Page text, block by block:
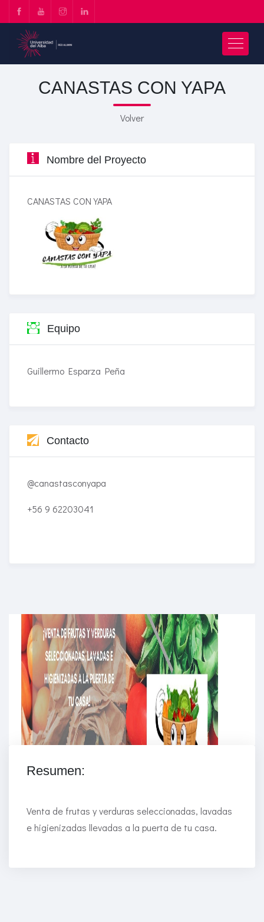
CANASTAS CON YAPA
Volver
Nombre del Proyecto
CANASTAS CON YAPA
Equipo
Guillermo Esparza Peña
Contacto
@canastasconyapa
+56 9 62203041
Get unlimited access to 2,000 of Educati’s top
courses for your team.
Join Now
Resumen:
Venta de frutas y verduras seleccionadas, lavadas
e higienizadas llevadas a la puerta de tu casa.